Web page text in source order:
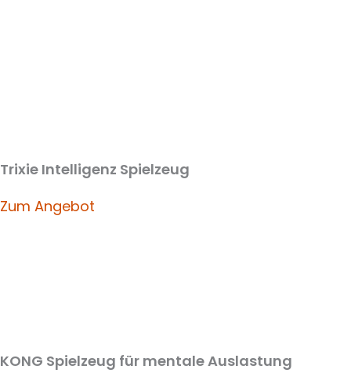
Trixie Intelligenz Spielzeug
Zum Angebot
KONG Spielzeug für mentale Auslastung